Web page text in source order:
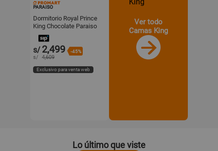
PARAISO
Dormitorio Royal Prince
King Chocolate Paraiso
s/ 2,499 -45%
s/ 4,609
Exclusivo para venta web
Ver todo
Camas King
Lo último que viste